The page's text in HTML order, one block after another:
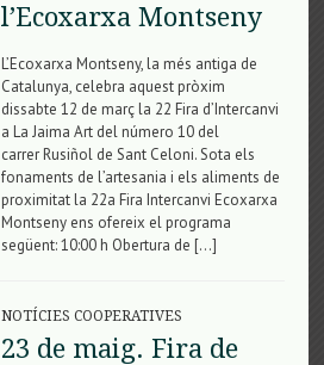
l’Ecoxarxa Montseny
L’Ecoxarxa Montseny, la més antiga de
Catalunya, celebra aquest pròxim
dissabte 12 de març la 22 Fira d’Intercanvi
a La Jaima Art del número 10 del
carrer Rusiñol de Sant Celoni. Sota els
fonaments de l’artesania i els aliments de
proximitat la 22a Fira Intercanvi Ecoxarxa
Montseny ens ofereix el programa
següent: 10:00 h Obertura de […]
NOTÍCIES COOPERATIVES
23 de maig. Fira de